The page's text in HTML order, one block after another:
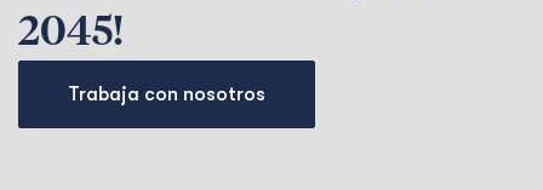
2045!
Trabaja con nosotros